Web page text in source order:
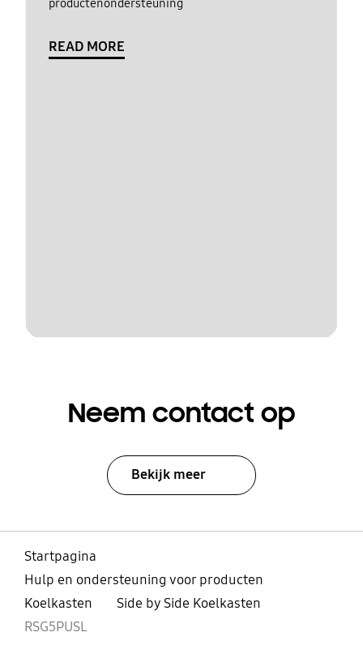
productenondersteuning
READ MORE
Neem contact op
Bekijk meer
Startpagina
Hulp en ondersteuning voor producten
Koelkasten
Side by Side Koelkasten
RSG5PUSL